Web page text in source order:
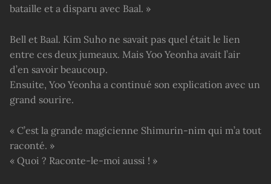
bataille et a disparu avec Baal. »
Bell et Baal. Kim Suho ne savait pas quel était le lien
entre ces deux jumeaux. Mais Yoo Yeonha avait l’air
d’en savoir beaucoup.
Ensuite, Yoo Yeonha a continué son explication avec un
grand sourire.
« C’est la grande magicienne Shimurin-nim qui m’a tout
raconté. »
« Quoi ? Raconte-le-moi aussi ! »